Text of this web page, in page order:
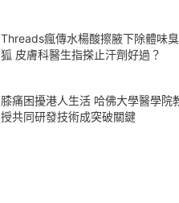
Threads瘋傳水楊酸擦腋下除體味臭
狐 皮膚科醫生指搽止汗劑好過？
膝痛困擾港人生活 哈佛大學醫學院教
授共同研發技術成突破關鍵